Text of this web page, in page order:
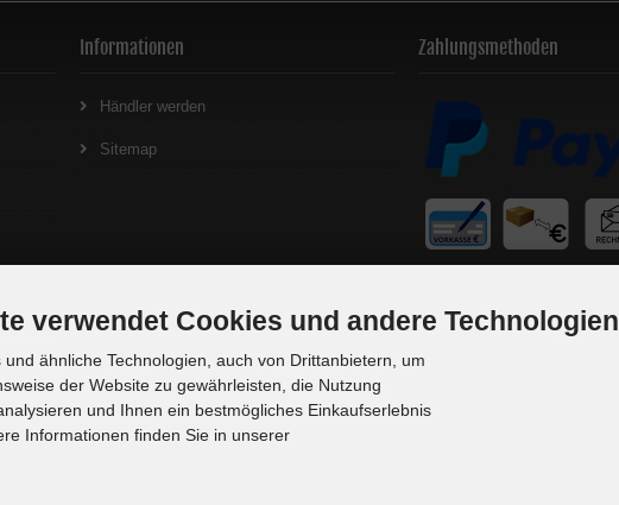
Informationen
Händler werden
Sitemap
Zahlungsmethoden
verwendet Cookies und andere Technologien
ähnliche Technologien, auch von Drittanbietern, um
der Website zu gewährleisten, die Nutzung
und Ihnen ein bestmögliches Einkaufserlebnis
Informationen finden Sie in unserer